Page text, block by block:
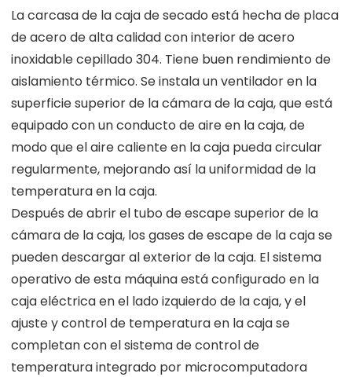
La carcasa de la caja de secado está hecha de placa
de acero de alta calidad con interior de acero
inoxidable cepillado 304. Tiene buen rendimiento de
aislamiento térmico. Se instala un ventilador en la
superficie superior de la cámara de la caja, que está
equipado con un conducto de aire en la caja, de
modo que el aire caliente en la caja pueda circular
regularmente, mejorando así la uniformidad de la
temperatura en la caja.
Después de abrir el tubo de escape superior de la
cámara de la caja, los gases de escape de la caja se
pueden descargar al exterior de la caja. El sistema
operativo de esta máquina está configurado en la
caja eléctrica en el lado izquierdo de la caja, y el
ajuste y control de temperatura en la caja se
completan con el sistema de control de
temperatura integrado por microcomputadora